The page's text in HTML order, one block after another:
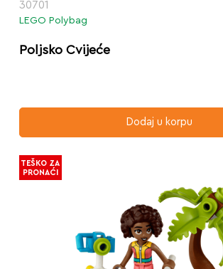
30701
LEGO Polybag
Poljsko Cvijeće
Dodaj u korpu
TEŠKO ZA
PRONAĆI